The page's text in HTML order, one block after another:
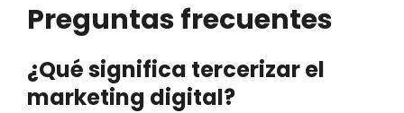
Preguntas frecuentes
¿Qué significa tercerizar el
marketing digital?